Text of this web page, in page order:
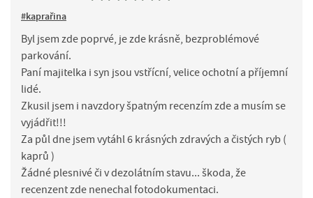
#kaprařina
Byl jsem zde poprvé, je zde krásně, bezproblémové
parkování.
Paní majitelka i syn jsou vstřícní, velice ochotní a příjemní
lidé.
Zkusil jsem i navzdory špatným recenzím zde a musím se
vyjádřit!!!
Za půl dne jsem vytáhl 6 krásných zdravých a čistých ryb (
kaprů )
Žádné plesnivé či v dezolátním stavu... škoda, že
recenzent zde nenechal fotodokumentaci.